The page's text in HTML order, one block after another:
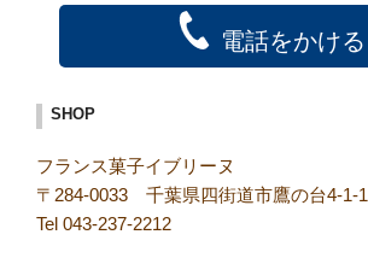
電話をかける
SHOP
フランス菓子イブリーヌ
〒284-0033 千葉県四街道市鷹の台4-1-1
Tel 043-237-2212